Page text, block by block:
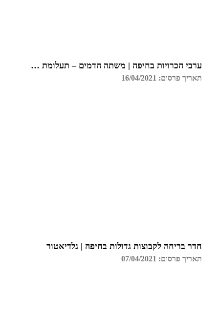
ערבי הכרויות בחיפה | משתה הדמים – תעלומת רצח בכל הארץ
תאריך פרסום: 16/04/2021
חדר בריחה לקבוצות גדולות בחיפה | גלדיאטור
תאריך פרסום: 07/04/2021